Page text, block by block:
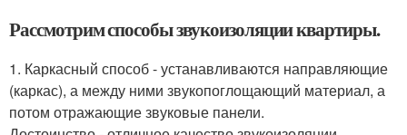
Рассмотрим способы звукоизоляции квартиры.
1. Каркасный способ - устанавливаются направляющие
(каркас), а между ними звукопоглощающий материал, а
потом отражающие звуковые панели.